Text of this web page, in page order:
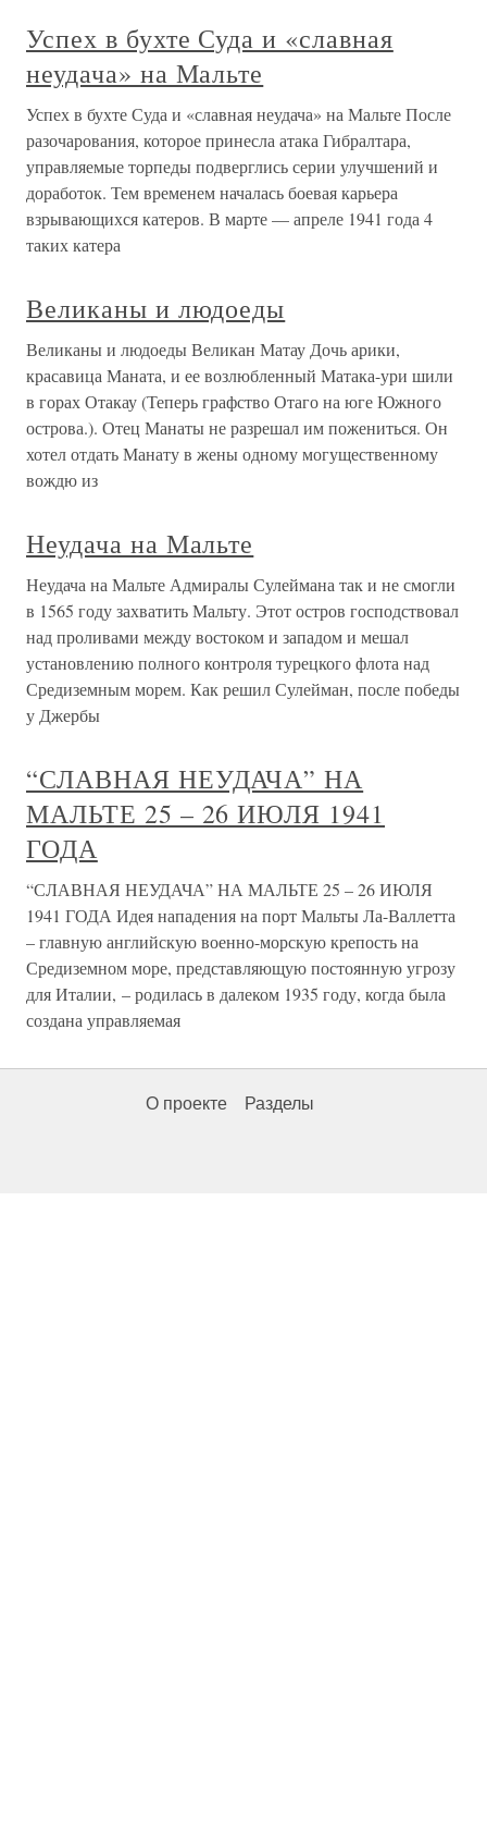
Успех в бухте Суда и «славная
неудача» на Мальте
Успех в бухте Суда и «славная неудача» на Мальте После
разочарования, которое принесла атака Гибралтара,
управляемые торпеды подверглись серии улучшений и
доработок. Тем временем началась боевая карьера
взрывающихся катеров. В марте — апреле 1941 года 4
таких катера
Великаны и людоеды
Великаны и людоеды Великан Матау Дочь арики,
красавица Маната, и ее возлюбленный Матака-ури шили
в горах Отакау (Теперь графство Отаго на юге Южного
острова.). Отец Манаты не разрешал им пожениться. Он
хотел отдать Манату в жены одному могущественному
вождю из
Неудача на Мальте
Неудача на Мальте Адмиралы Сулеймана так и не смогли
в 1565 году захватить Мальту. Этот остров господствовал
над проливами между востоком и западом и мешал
установлению полного контроля турецкого флота над
Средиземным морем. Как решил Сулейман, после победы
у Джербы
“СЛАВНАЯ НЕУДАЧА” НА
МАЛЬТЕ 25 – 26 ИЮЛЯ 1941
ГОДА
“СЛАВНАЯ НЕУДАЧА” НА МАЛЬТЕ 25 – 26 ИЮЛЯ
1941 ГОДА Идея нападения на порт Мальты Ла-Валлетта
– главную английскую военно-морскую крепость на
Средиземном море, представляющую постоянную угрозу
для Италии, – родилась в далеком 1935 году, когда была
создана управляемая
О проекте Разделы